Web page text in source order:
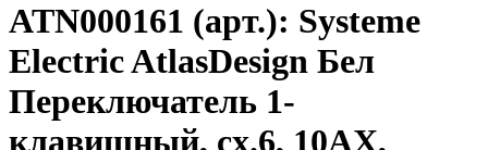
ATN000161 (арт.): Systeme
Electric AtlasDesign Бел
Переключатель 1-
клавишный, сх.6, 10АХ,